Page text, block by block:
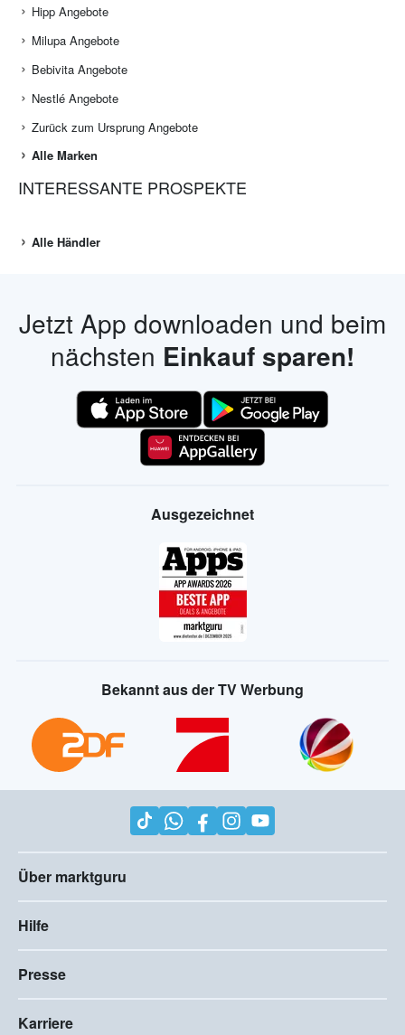
WEITERE MARKEN
Hipp Angebote
Milupa Angebote
Zurück zum Ursprung Angebote
Alle Händler
Jetzt App downloaden und beim
nächstenEinkauf sparen!
Ausgezeichnet
Bekannt aus der TV Werbung
Über marktguru